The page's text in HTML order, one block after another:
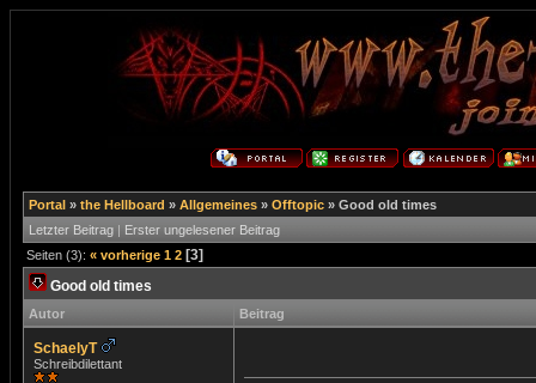
Portal » the Hellboard » Allgemeines » Offtopic » Good old times
Letzter Beitrag | Erster ungelesener Beitrag
Seiten (3): « vorherige 1 2 [3]
Good old times
Autor Beitrag
SchaelyT
Schreibdilettant